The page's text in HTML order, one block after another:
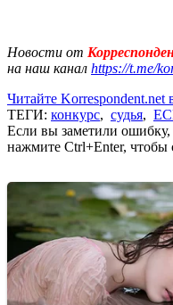
Новости от
на наш канал https://t.me/
Читайте Korrespondent.net
ТЕГИ: конкурс, судья,
Если вы заметили
нажмите Ctrl+Enter, чтобы